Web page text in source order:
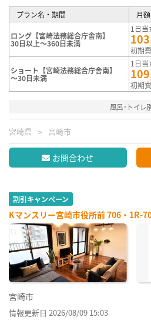
プラン名・期間 月
ロング【宮崎法務総合庁舎南】
30日以上～360日未満
1日当
初期
ショート【宮崎法務総合庁舎南】
～30日未満
1日当
初期
風呂･トイレ
宮崎県 宮崎市
お問合わせ
割引キャンペーン
Kマンスリー宮崎市役所前 706・1R-
宮崎市
情報更新日 2026/08/09 15:03